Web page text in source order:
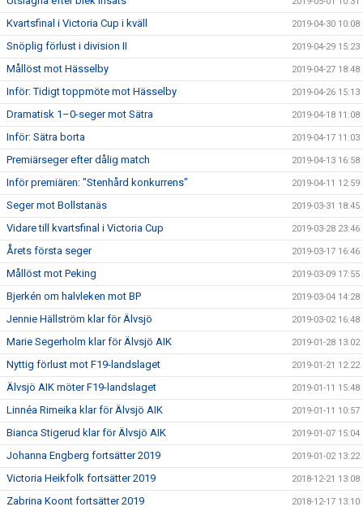
Kvartsfinal i Victoria Cup i kväll 2019-04-30 10:08
Snöplig förlust i division II 2019-04-29 15:23
Mållöst mot Hässelby 2019-04-27 18:48
Inför: Tidigt toppmöte mot Hässelby 2019-04-26 15:13
Dramatisk 1–0-seger mot Sätra 2019-04-18 11:08
Inför: Sätra borta 2019-04-17 11:03
Premiärseger efter dålig match 2019-04-13 16:58
Inför premiären: "Stenhård konkurrens" 2019-04-11 12:59
Seger mot Bollstanäs 2019-03-31 18:45
Vidare till kvartsfinal i Victoria Cup 2019-03-28 23:46
Årets första seger 2019-03-17 16:46
Mållöst mot Peking 2019-03-09 17:55
Bjerkén om halvleken mot BP 2019-03-04 14:28
Jennie Hällström klar för Älvsjö 2019-03-02 16:48
Marie Segerholm klar för Älvsjö AIK 2019-01-28 13:02
Nyttig förlust mot F19-landslaget 2019-01-21 12:22
Älvsjö AIK möter F19-landslaget 2019-01-11 15:48
Linnéa Rimeika klar för Älvsjö AIK 2019-01-11 10:57
Bianca Stigerud klar för Älvsjö AIK 2019-01-07 15:04
Johanna Engberg fortsätter 2019 2019-01-02 13:22
Victoria Heikfolk fortsätter 2019 2018-12-21 13:08
Zabrina Koont fortsätter 2019 2018-12-17 13:10